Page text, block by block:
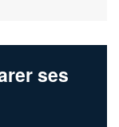
ses